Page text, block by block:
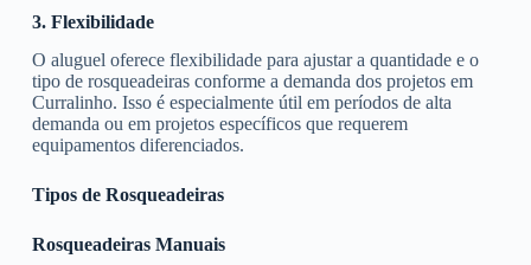
3. Flexibilidade
O aluguel oferece flexibilidade para ajustar a quantidade e o
tipo de rosqueadeiras conforme a demanda dos projetos em
Curralinho. Isso é especialmente útil em períodos de alta
demanda ou em projetos específicos que requerem
equipamentos diferenciados.
Tipos de Rosqueadeiras
Rosqueadeiras Manuais